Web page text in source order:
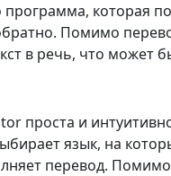
которая
Помимо
в речь, что может
проста и
язык, на
перевод.